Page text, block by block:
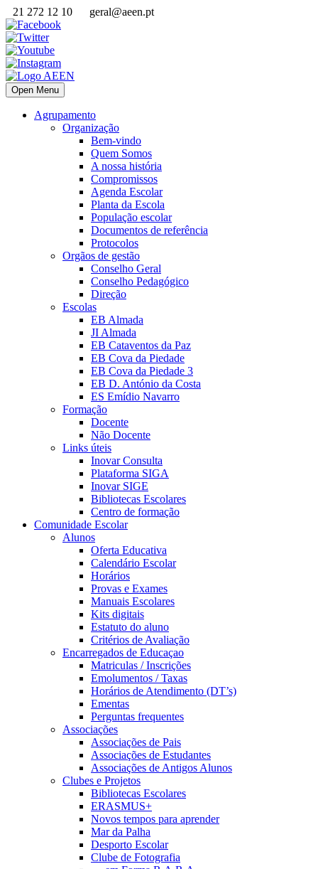
21 272 12 10 geral@aeen.pt
Open Menu
Agrupamento
Organização
Bem-vindo
Quem Somos
A nossa história
Compromissos
Agenda Escolar
Planta da Escola
População escolar
Documentos de referência
Protocolos
Orgãos de gestão
Conselho Geral
Conselho Pedagógico
Direção
Escolas
EB Almada
JI Almada
EB Cataventos da Paz
EB Cova da Piedade
EB Cova da Piedade 3
EB D. António da Costa
ES Emídio Navarro
Formação
Docente
Não Docente
Links úteis
Inovar Consulta
Plataforma SIGA
Inovar SIGE
Bibliotecas Escolares
Centro de formação
Comunidade Escolar
Alunos
Oferta Educativa
Calendário Escolar
Horários
Provas e Exames
Manuais Escolares
Kits digitais
Estatuto do aluno
Critérios de Avaliação
Encarregados de Educaçao
Matriculas / Inscrições
Emolumentos / Taxas
Horários de Atendimento (DT’s)
Ementas
Perguntas frequentes
Associações
Associações de Pais
Associações de Estudantes
Associações de Antigos Alunos
Clubes e Projetos
Bibliotecas Escolares
ERASMUS+
Novos tempos para aprender
Mar da Palha
Desporto Escolar
Clube de Fotografia